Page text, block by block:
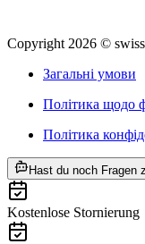
Copyright 2026 ©
Загальні умови
Політика щодо
Політика
Hast du noch Fragen
Kostenlose Stornierung